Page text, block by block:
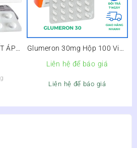
ÁP
Glumeron 30mg Hộp 100 Viên
– Điều Trị Bệnh Đái Tháo
Đường Type 2
Liên hệ để báo giá
Liên hệ để báo giá